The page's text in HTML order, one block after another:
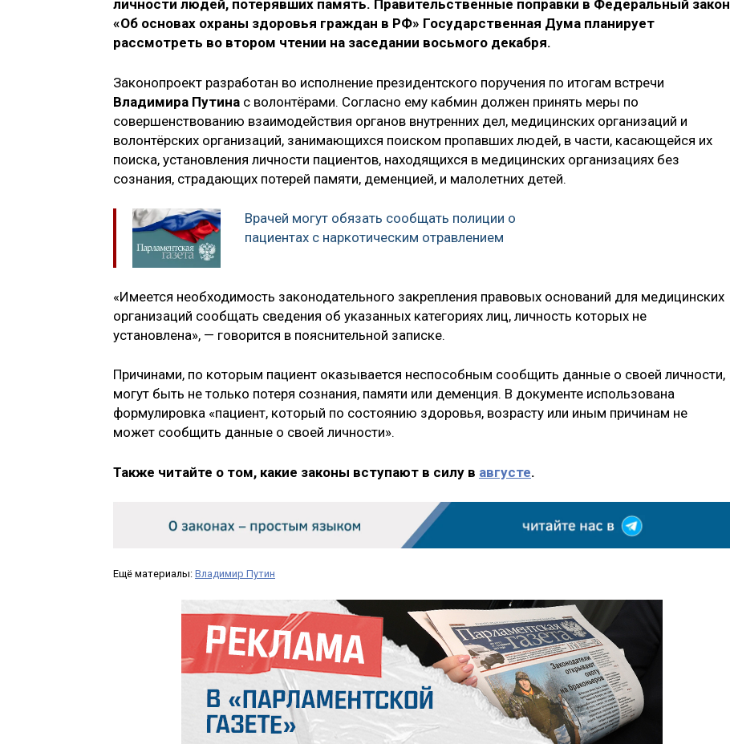
личности людей, потерявших память. Правительственные поправки в Федеральный закон
«Об основах охраны здоровья граждан в РФ» Государственная Дума планирует
рассмотреть во втором чтении на заседании восьмого декабря.
Законопроект разработан во исполнение президентского поручения по итогам встречи
Владимира Путина с волонтёрами. Согласно ему кабмин должен принять меры по
совершенствованию взаимодействия органов внутренних дел, медицинских организаций и
волонтёрских организаций, занимающихся поиском пропавших людей, в части, касающейся их
поиска, установления личности пациентов, находящихся в медицинских организациях без
сознания, страдающих потерей памяти, деменцией, и малолетних детей.
Врачей могут обязать сообщать полиции о
пациентах с наркотическим отравлением
«Имеется необходимость законодательного закрепления правовых оснований для медицинских
организаций сообщать сведения об указанных категориях лиц, личность которых не
установлена», — говорится в пояснительной записке.
Причинами, по которым пациент оказывается неспособным сообщить данные о своей личности,
могут быть не только потеря сознания, памяти или деменция. В документе использована
формулировка «пациент, который по состоянию здоровья, возрасту или иным причинам не
может сообщить данные о своей личности».
Также читайте о том, какие законы вступают в силу в августе.
Ещё материалы: Владимир Путин